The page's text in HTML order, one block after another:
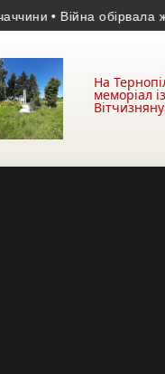
• Війна обірвала життя
На
меморіал